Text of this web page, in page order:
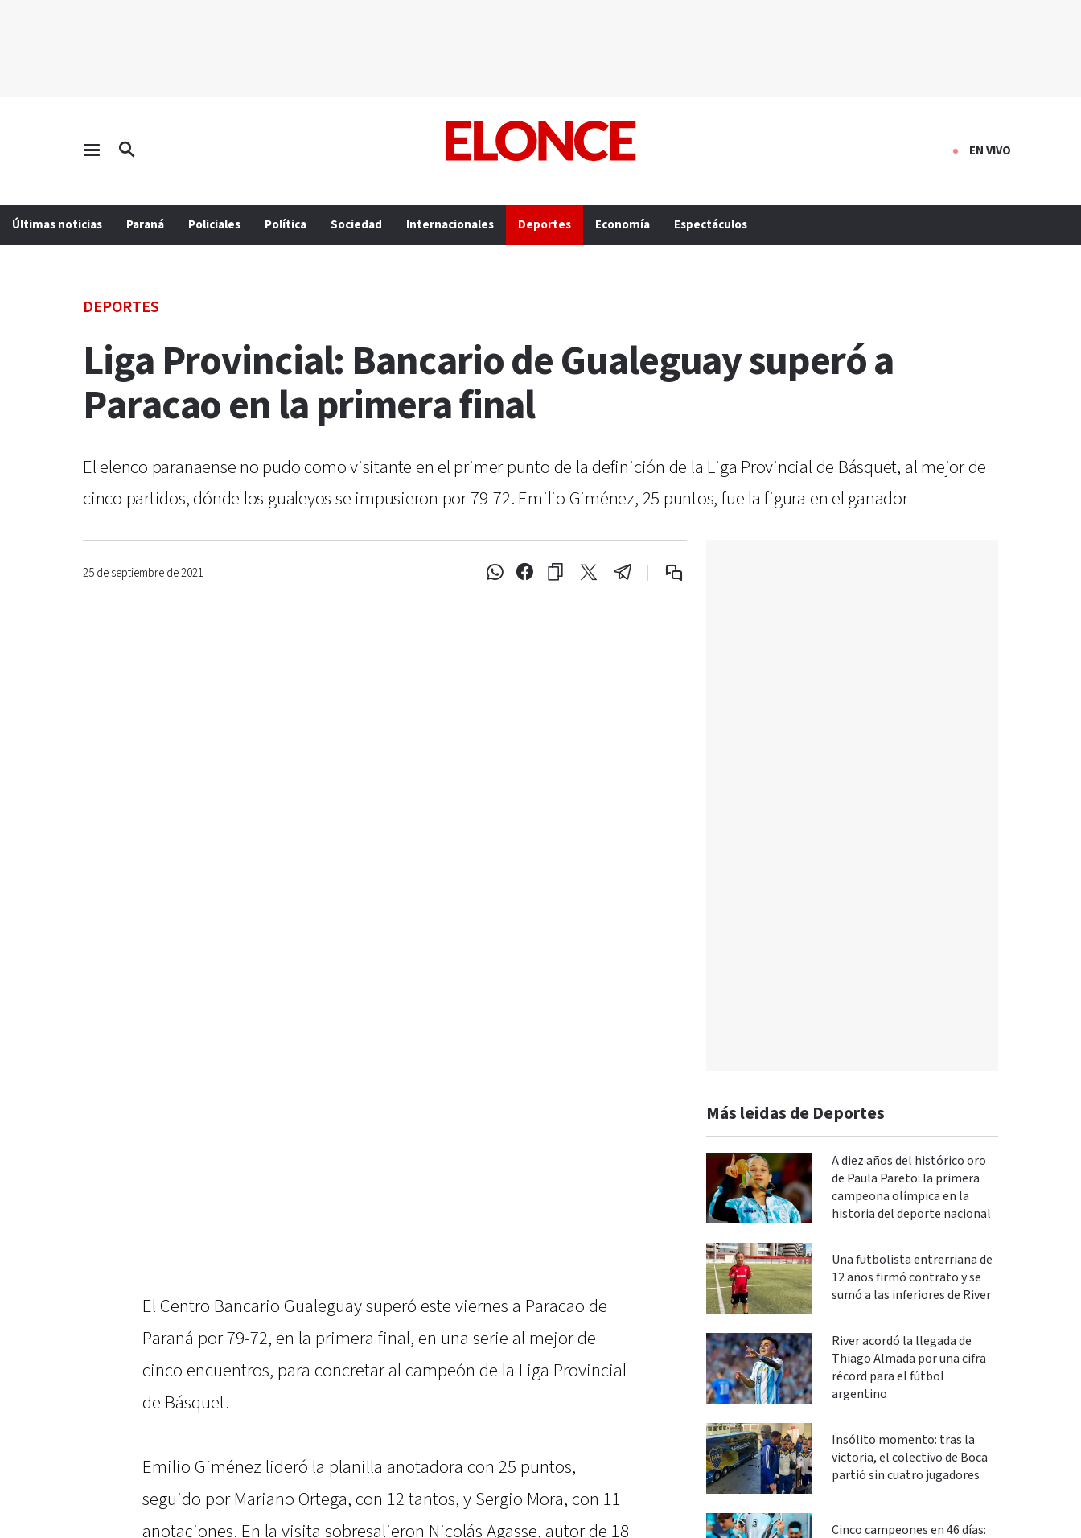
EN VIVO
Últimas noticias Paraná Policiales Política Sociedad Internacionales Deportes Economía Espectáculos
DEPORTES
Liga Provincial: Bancario de Gualeguay superó a
Paracao en la primera final
El elenco paranaense no pudo como visitante en el primer punto de la definición de la Liga Provincial de Básquet, al mejor de
cinco partidos, dónde los gualeyos se impusieron por 79-72. Emilio Giménez, 25 puntos, fue la figura en el ganador
25 de septiembre de 2021
El Centro Bancario Gualeguay superó este viernes a Paracao de
Paraná por 79-72, en la primera final, en una serie al mejor de
cinco encuentros, para concretar al campeón de la Liga Provincial
de Básquet.
Emilio Giménez lideró la planilla anotadora con 25 puntos,
seguido por Mariano Ortega, con 12 tantos, y Sergio Mora, con 11
anotaciones. En la visita sobresalieron Nicolás Agasse, autor de 18
Más leidas de Deportes
A diez años del histórico oro
de Paula Pareto: la primera
campeona olímpica en la
historia del deporte nacional
Una futbolista entrerriana de
12 años firmó contrato y se
sumó a las inferiores de River
River acordó la llegada de
Thiago Almada por una cifra
récord para el fútbol
argentino
Insólito momento: tras la
victoria, el colectivo de Boca
partió sin cuatro jugadores
Cinco campeones en 46 días: